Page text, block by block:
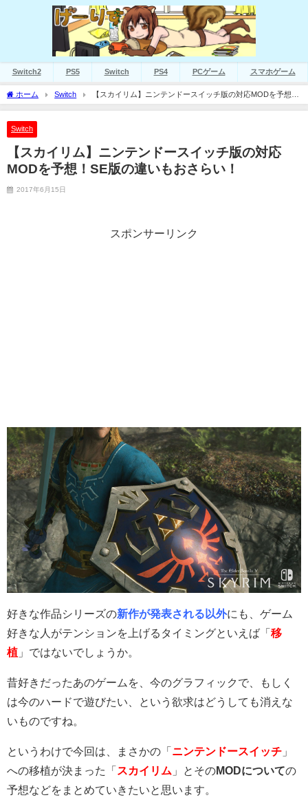
Switch2 PS5 Switch PS4 PCゲーム スマホゲーム
ホーム Switch
【スカイリム】ニンテンドースイッチ版の対応MODを予想！
SE版の違いもおさらい！
Switch
【スカイリム】ニンテンドースイッチ版の対応
MODを予想！SE版の違いもおさらい！
2017年6月15日
スポンサーリンク
好きな作品シリーズの新作が発表される以外にも、ゲーム
好きな人がテンションを上げるタイミングといえば「 移
植 」ではないでしょうか。
昔好きだったあのゲームを、今のグラフィックで、もしく
は今のハードで遊びたい、という欲求はどうしても消えな
いものですね。
というわけで今回は、まさかの「 ニンテンドースイッチ 」
への移植が決まった「 スカイリム 」とそのMODについての
予想などをまとめていきたいと思います。